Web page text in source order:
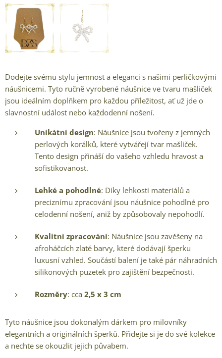
Dodejte svému stylu jemnost a eleganci s našimi perličkovými
náušnicemi. Tyto ručně vyrobené náušnice ve tvaru mašliček
jsou ideálním doplňkem pro každou příležitost, ať už jde o
slavnostní událost nebo každodenní nošení.
Unikátní design: Náušnice jsou tvořeny z jemných
perlových korálků, které vytvářejí tvar mašliček.
Tento design přináší do vašeho vzhledu hravost a
sofistikovanost.
Lehké a pohodlné: Díky lehkosti materiálů a
preciznímu zpracování jsou náušnice pohodlné pro
celodenní nošení, aniž by způsobovaly nepohodlí.
Kvalitní zpracování: Náušnice jsou zavěšeny na
afroháčcích zlaté barvy, které dodávají šperku
luxusní vzhled. Součástí balení je také pár náhradních
silikonových puzetek pro zajištění bezpečnosti.
Rozměry: cca 2,5 x 3 cm
Tyto náušnice jsou dokonalým dárkem pro milovníky
elegantních a originálních šperků. Přidejte si je do své kolekce
a nechte se okouzlit jejich půvabem.